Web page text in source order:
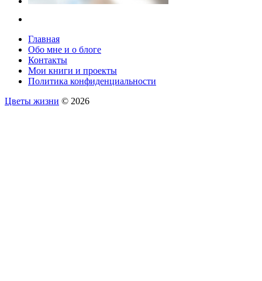
Главная
Обо мне и о блоге
Контакты
Мои книги и проекты
Политика конфиденциальности
Цветы жизни © 2026